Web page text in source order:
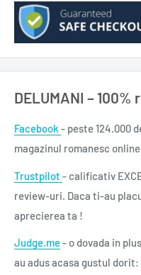
DELUMANI – 100%
Facebook - peste 124.000
magazinul romanesc online
Trustpilot - calificativ
review-uri. Daca ti-au
aprecierea ta !
Judge.me- o dovada in
au adus acasa gustul